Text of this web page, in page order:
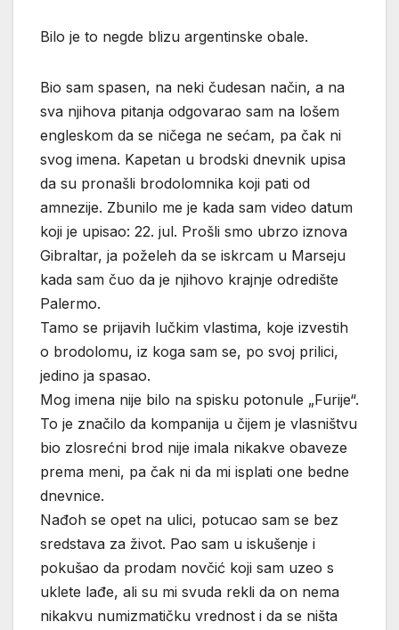
Bilo je to negde blizu argentinske obale.
Bio sam spasen, na neki čudesan način, a na
sva njihova pitanja odgovarao sam na lošem
engleskom da se ničega ne sećam, pa čak ni
svog imena. Kapetan u brodski dnevnik upisa
da su pronašli brodolomnika koji pati od
amnezije. Zbunilo me je kada sam video datum
koji je upisao: 22. jul. Prošli smo ubrzo iznova
Gibraltar, ja poželeh da se iskrcam u Marseju
kada sam čuo da je njihovo krajnje odredište
Palermo.
Tamo se prijavih lučkim vlastima, koje izvestih
o brodolomu, iz koga sam se, po svoj prilici,
jedino ja spasao.
Mog imena nije bilo na spisku potonule „Furije“.
To je značilo da kompanija u čijem je vlasništvu
bio zlosrećni brod nije imala nikakve obaveze
prema meni, pa čak ni da mi isplati one bedne
dnevnice.
Nađoh se opet na ulici, potucao sam se bez
sredstava za život. Pao sam u iskušenje i
pokušao da prodam novčić koji sam uzeo s
uklete lađe, ali su mi svuda rekli da on nema
nikakvu numizmatičku vrednost i da se ništa